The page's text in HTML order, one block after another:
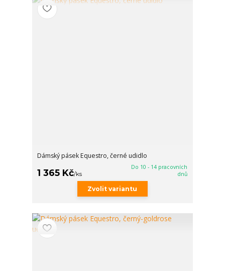
Dámský pásek Equestro, černé udidlo
1 365 Kč/ks
Do 10 - 14 pracovních
dnů
Zvolit variantu